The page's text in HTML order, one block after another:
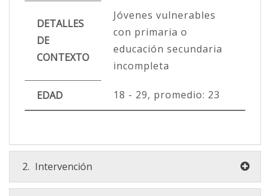
DETALLES
DE
CONTEXTO
Jóvenes vulnerables
con primaria o
educación secundaria
incompleta
EDAD 18 - 29, promedio: 23
2. Intervención